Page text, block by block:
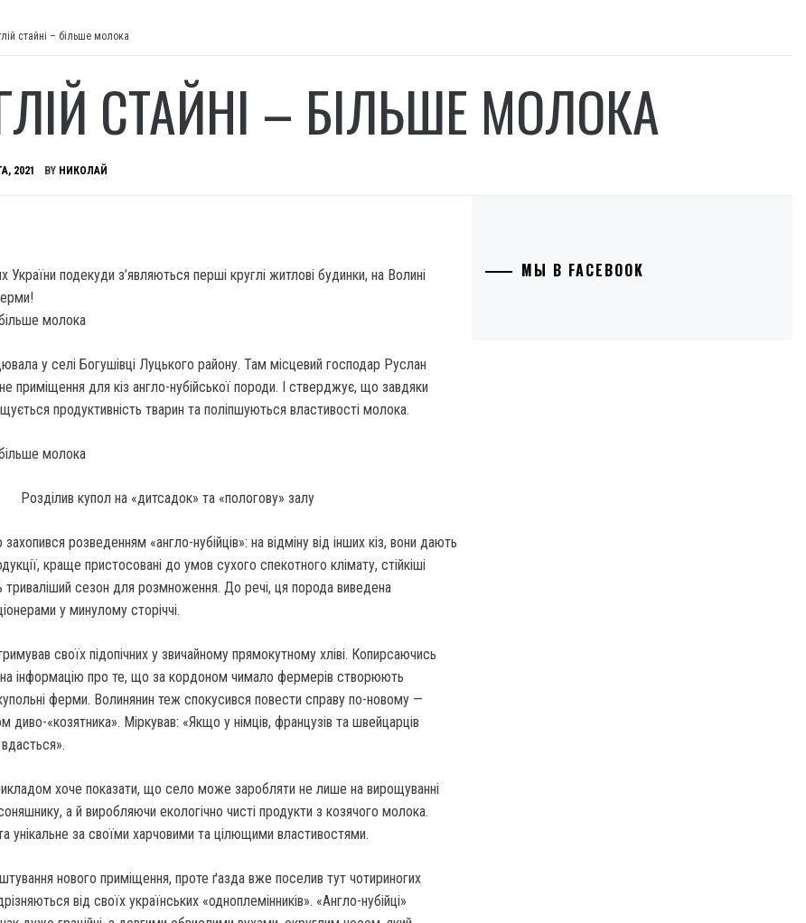
стайні – більше молока
СТАЙНІ – БІЛЬШЕ МОЛОКА
2021 BY НИКОЛАЙ
Укра­їни подекуди з’являються перші круглі житлові бу­динки, на Волині
у селі Богушівці Луцького району. Там місцевий господар Рус­лан
приміщення для кіз англо-нубійської породи. І ствер­джує, що завдяки
продук­тивність тварин та поліпшу­ються властивості молока.
Розділив купол на «дитсадок» та «пологову» залу
розведенням «англо-ну­бійців»: на відміну від інших кіз, вони дають
краще пристосовані до умов сухого спекотного клі­мату, стійкіші
триваліший сезон для роз­множення. До речі, ця порода виведена
у минулому сторіччі.
своїх підопічних у звичайно­му прямокутному хліві. Копир­саючись
на інформацію про те, що за кордоном чимало фермерів створюють
ферми. Волинянин теж спокусився повести справу по-новому —
диво-«козятника». Мір­кував: «Якщо у німців, францу­зів та швейцарців
хоче показати, що село може заробляти не лише на вирощуванні
а й виробляючи екологічно чисті продукти з ко­зячого молока.
унікальне за своїми харчовими та цілющими влас­тивостями.
нового приміщення, проте ґазда вже поселив тут чотири­ногих
від своїх українських «одноплемінників». «Англо-ну­бійці»
МЫ В FACEBOOK